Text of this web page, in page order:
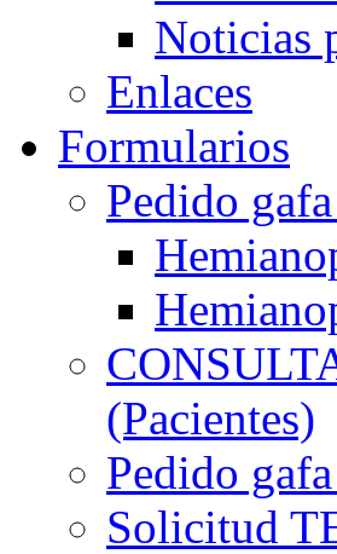
Noticias
Enlaces
Formularios
Pedido
(Pacientes)
Pedido
Solicitud